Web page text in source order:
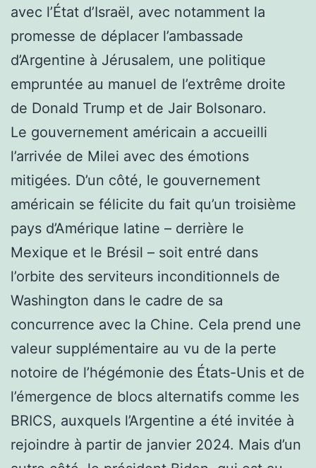
avec l’État d’Israël, avec notamment la
promesse de déplacer l’ambassade
d’Argentine à Jérusalem, une politique
empruntée au manuel de l’extrême droite
de Donald Trump et de Jair Bolsonaro.
Le gouvernement américain a accueilli
l’arrivée de Milei avec des émotions
mitigées. D’un côté, le gouvernement
américain se félicite du fait qu’un troisième
pays d’Amérique latine – derrière le
Mexique et le Brésil – soit entré dans
l’orbite des serviteurs inconditionnels de
Washington dans le cadre de sa
concurrence avec la Chine. Cela prend une
valeur supplémentaire au vu de la perte
notoire de l’hégémonie des États-Unis et de
l’émergence de blocs alternatifs comme les
BRICS, auxquels l’Argentine a été invitée à
rejoindre à partir de janvier 2024. Mais d’un